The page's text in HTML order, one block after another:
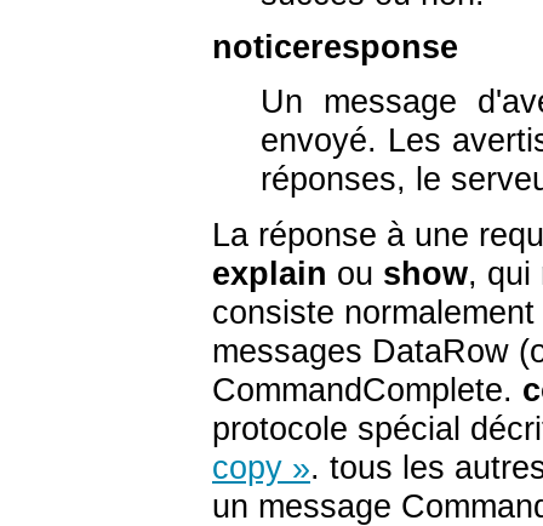
noticeresponse
Un message
envoyé. Les
réponses, le
La réponse à une
explain ou show, qui
consiste
messages DataRow
CommandComplete.
protocole spécial
copy ». tous les
un message